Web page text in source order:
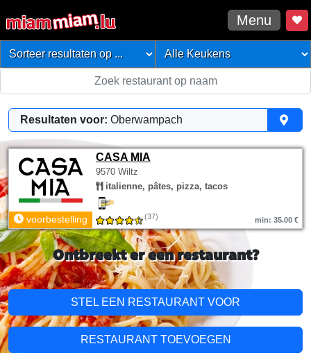
Menu
Resultaten voor: Oberwampach
CASA MIA
9570 Wiltz
italienne, pâtes, pizza, tacos
voorbestelling (37) min: 35.00 €
Ontbreekt er een restaurant?
STEL EEN RESTAURANT VOOR
RESTAURANT TOEVOEGEN